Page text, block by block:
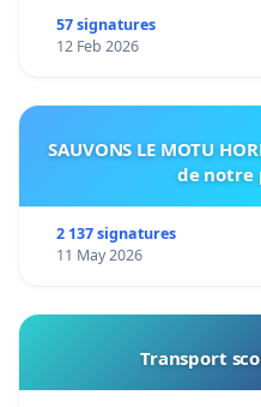
57 signatures
12 Feb 2026
SAUVONS LE MOTU
de notre
2 137 signatures
11 May 2026
Transport